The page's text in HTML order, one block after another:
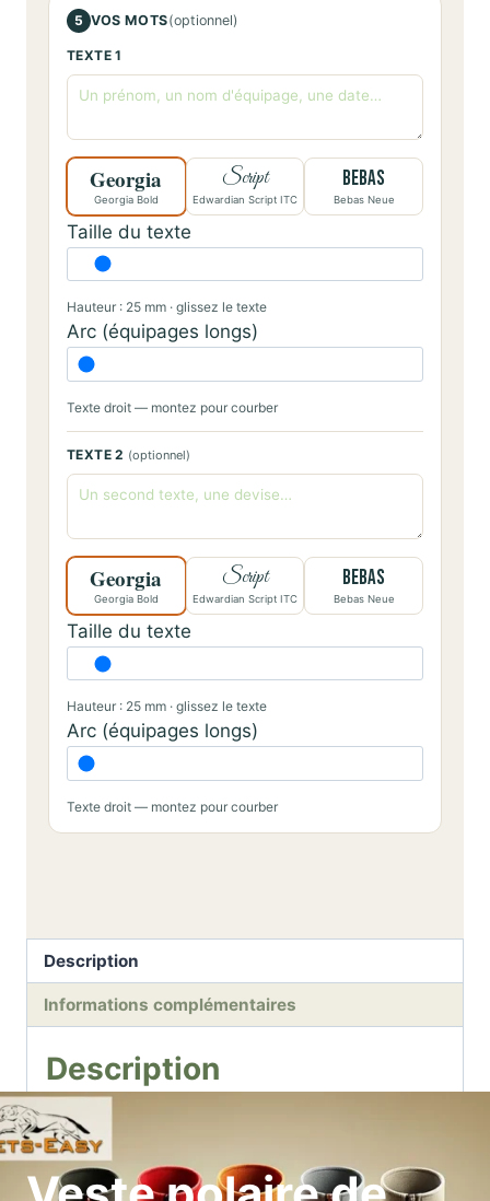
5 VOS MOTS(optionnel)
TEXTE 1
Georgia
Georgia Bold
Script
Edwardian Script ITC
BEBAS
Bebas Neue
Taille du texte
Hauteur : 25 mm · glissez le texte
Arc (équipages longs)
Texte droit — montez pour courber
TEXTE 2 (optionnel)
Georgia
Georgia Bold
Script
Edwardian Script ITC
BEBAS
Bebas Neue
Taille du texte
Hauteur : 25 mm · glissez le texte
Arc (équipages longs)
Texte droit — montez pour courber
Description
Informations complémentaires
Description